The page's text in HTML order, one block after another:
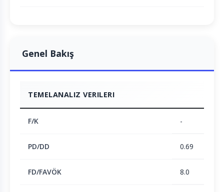
Genel Bakış
TEMELANALIZ VERILERI
F/K -
PD/DD 0.69
FD/FAVÖK 8.0